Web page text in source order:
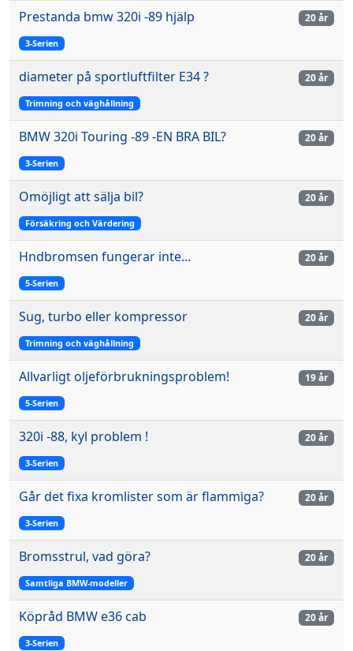
Prestanda bmw 320i -89 hjälp
3-Serien
20 år
diameter på sportluftfilter E34 ?
Trimning och väghållning
20 år
BMW 320i Touring -89 -EN BRA BIL?
3-Serien
20 år
Omöjligt att sälja bil?
Försäkring och Värdering
20 år
Hndbromsen fungerar inte...
5-Serien
20 år
Sug, turbo eller kompressor
Trimning och väghållning
20 år
Allvarligt oljeförbrukningsproblem!
5-Serien
19 år
320i -88, kyl problem !
3-Serien
20 år
Går det fixa kromlister som är flammiga?
3-Serien
20 år
Bromsstrul, vad göra?
Samtliga BMW-modeller
20 år
Köpråd BMW e36 cab
3-Serien
20 år